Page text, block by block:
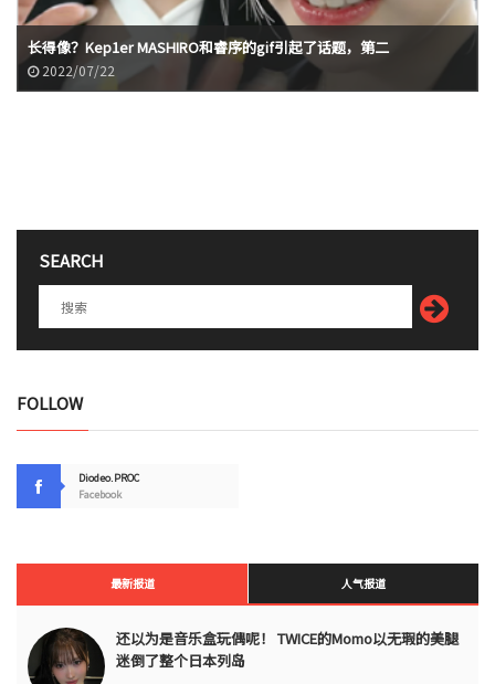
长得像？Kep1er MASHIRO和睿序的gif引起了话题，第二
2022/07/22
SEARCH
FOLLOW
Diodeo.PROC
Facebook
最新报道 人气报道
还以为是音乐盒玩偶呢！ TWICE的Momo以无瑕的美腿
迷倒了整个日本列岛